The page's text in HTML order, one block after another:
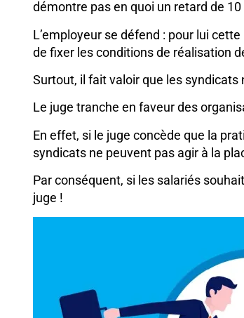
démontre pas en quoi un retard de
L’employeur se défend : pour lui
de fixer les conditions de réalisation
Surtout, il fait valoir que les
Le juge tranche en faveur des
En effet, si le juge concède que la
syndicats ne peuvent pas agir à la
Par conséquent, si les salariés
juge !